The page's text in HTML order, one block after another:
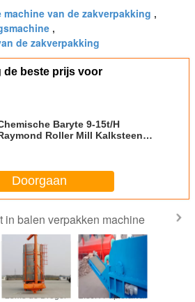
machine van de zakverpakking ,
,
de zakverpakking
de beste prijs voor
Baryte 9-15t/H
Roller Mill Kalksteen
Doorgaan
in balen verpakken machine
25m3 de Droger
2.5t/H Papierafval